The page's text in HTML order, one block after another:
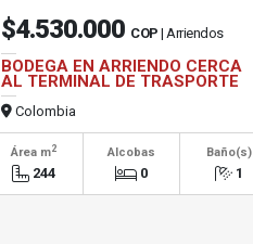
$4.530.000 COP | Arriendos
BODEGA EN ARRIENDO CERCA
AL TERMINAL DE TRASPORTE
Colombia
Área m2
244
Alcobas
0
Baño(s)
1